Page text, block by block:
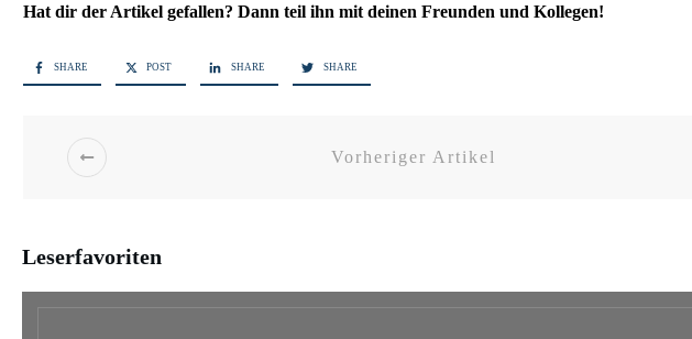
Hat dir der Artikel gefallen? Dann teil ihn mit deinen Freunden und Kollegen!
SHARE POST SHARE SHARE
Vorheriger Artikel
Leserfavoriten